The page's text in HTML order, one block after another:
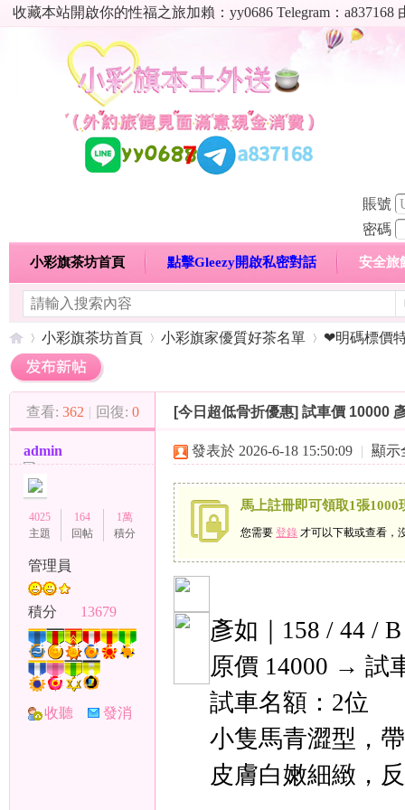
收藏本站開啟你的性福之旅加賴：yy0686 Telegram：
賬號
密碼
小彩旗茶坊首頁 點擊Gleezy開啟私密對話 安全旅
明碼標價特惠專區 熱門喝茶心得分享 高顏值現役
»
小彩旗茶坊首頁 小彩旗家優質好茶名單
›
❤明碼標價
查看: 362 | 回復: 0 [今日超低骨折優惠] 試車價 10000
admin
4025
主題
164
回帖
1萬
積分
管理員
積分 13679
收聽
發消
發表於 2026-6-18 15:50:09 | 顯示
馬上註冊即可領取1張1000
您需要 登錄 才可以下載或查看，
彥如｜158 / 44 /
原價 14000 → 試
試車名額：2位
小隻馬青澀型，
皮膚白嫩細緻，